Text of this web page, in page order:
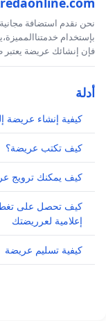
نحن نقدم استضافة مجانية
بإستخدام
فإن إنشائك عريضة يعتبر
أدلة
كيفية إنشاء عريضة
كيف تكتب عريضة؟
كيف يمكنك ترويج
كيف تحصل على
إعلامية لعرريضتك
كيفية تسليم عريضة